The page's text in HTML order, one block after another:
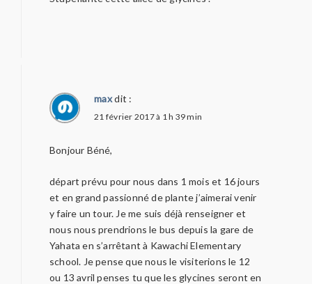
maxdit :
21 février 2017 à 1 h 39 min
Bonjour Béné,
départ prévu pour nous dans 1 mois et 16 jours
et en grand passionné de plante j’aimerai venir
y faire un tour. Je me suis déjà renseigner et
nous nous prendrions le bus depuis la gare de
Yahata en s’arrêtant à Kawachi Elementary
school. Je pense que nous le visiterions le 12
ou 13 avril penses tu que les glycines seront en